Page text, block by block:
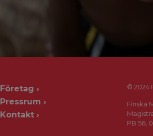
Företag
Pressrum
Kontakt
© 2024
Finska
PB 56,